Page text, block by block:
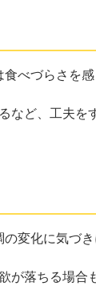
べづらさを感
ど、工夫を
変化に気づ
落ちる場